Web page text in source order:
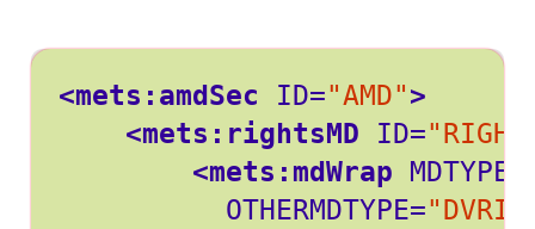
<mets:amdSec ID="AMD">
<mets:rightsMD
ID=
<mets:mdWrap
MDTYPE=
OTHERMDTYPE=